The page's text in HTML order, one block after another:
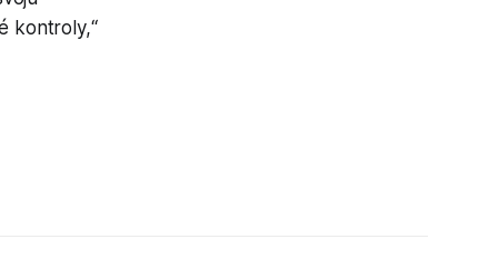
kontroly,“